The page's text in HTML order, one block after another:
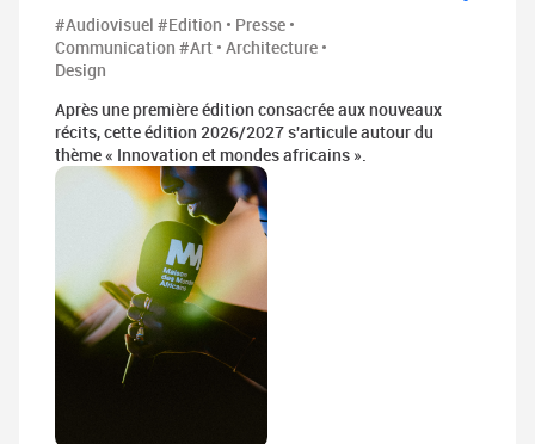
#Audiovisuel #Edition • Presse •
Communication #Art • Architecture •
Design
Après une première édition consacrée aux nouveaux
récits, cette édition 2026/2027 s'articule autour du
thème « Innovation et mondes africains ».